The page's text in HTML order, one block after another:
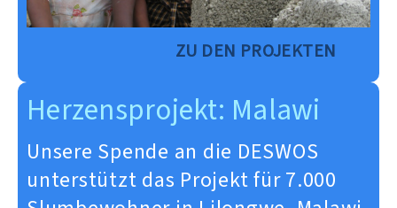
ZU DEN PROJEKTEN
Herzensprojekt: Malawi
Unsere Spende an die DESWOS
unterstützt das Projekt für 7.000